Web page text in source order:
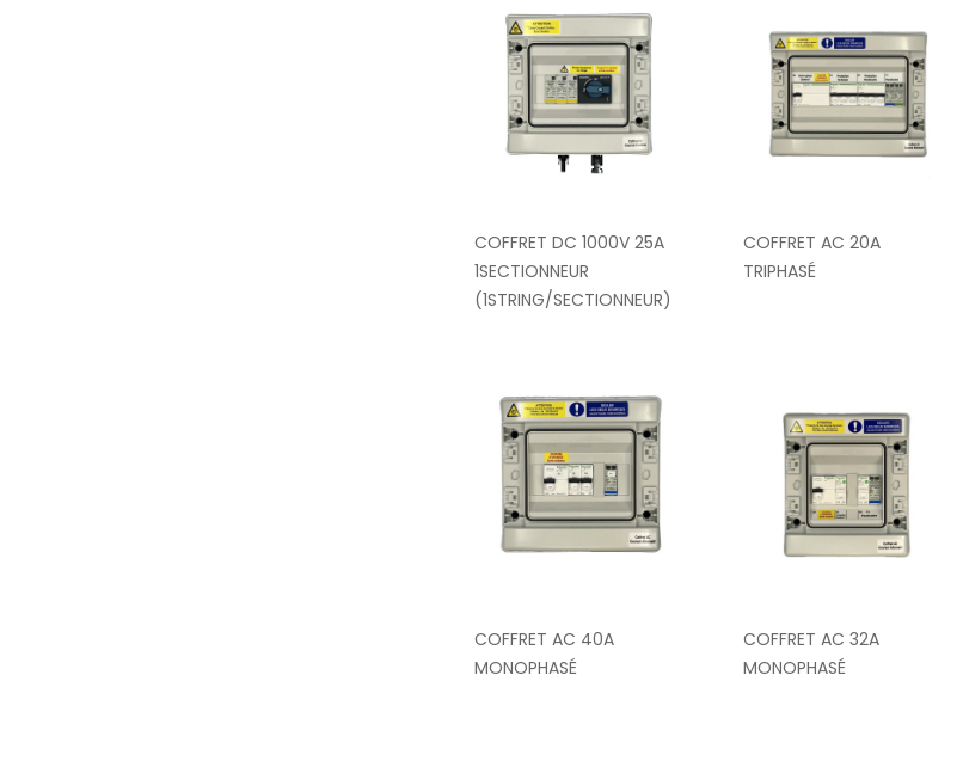
COFFRET DC 1000V 25A
1SECTIONNEUR
(1STRING/SECTIONNEUR)
COFFRET AC 20A
TRIPHASÉ
COFFRET AC 40A
MONOPHASÉ
COFFRET AC 32A
MONOPHASÉ